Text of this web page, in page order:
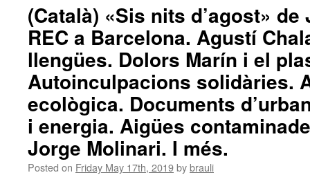
(Català) «Sis nits d’agost»
REC a Barcelona. Agustí
llengües. Dolors Marín i el
Autoinculpacions solidàries.
ecològica. Documents
i energia. Aigües
Jorge Molinari. I més.
Posted on Friday May 17th, 2019bybrauli